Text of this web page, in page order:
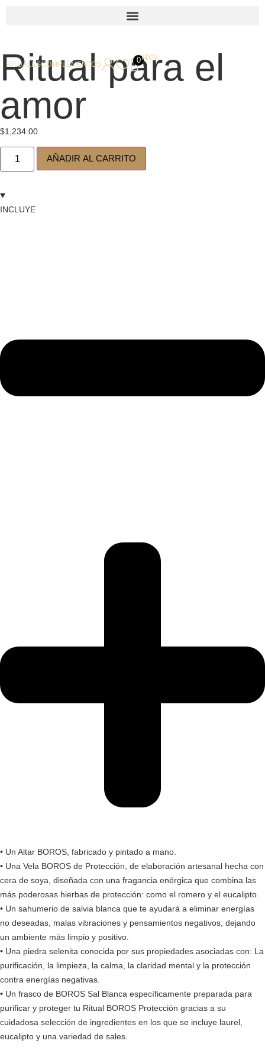
RITUALESCOMPLEMENTOS 0MXN
Ritual para el
amor
$1,234.00
AÑADIR AL CARRITO
INCLUYE
• Un Altar BOROS, fabricado y pintado a mano.
• Una Vela BOROS de Protección, de elaboración artesanal hecha con
cera de soya, diseñada con una fragancia enérgica que combina las
más poderosas hierbas de protección: como el romero y el eucalipto.
• Un sahumerio de salvia blanca que te ayudará a eliminar energías
no deseadas, malas vibraciones y pensamientos negativos, dejando
un ambiente más limpio y positivo.
• Una piedra selenita conocida por sus propiedades asociadas con: La
purificación, la limpieza, la calma, la claridad mental y la protección
contra energías negativas.
• Un frasco de BOROS Sal Blanca específicamente preparada para
purificar y proteger tu Ritual BOROS Protección gracias a su
cuidadosa selección de ingredientes en los que se incluye laurel,
eucalipto y una variedad de sales.